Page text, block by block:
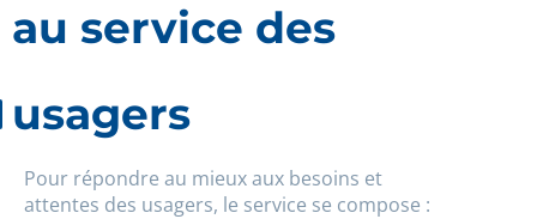
au service des
usagers
Pour répondre au mieux aux besoins et
attentes des usagers, le service se compose :